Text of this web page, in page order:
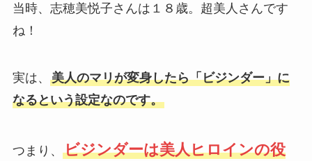
当時、志穂美悦子さんは１８歳。超美人さんです
ね！
実は、 美人のマリが変身したら「ビジンダー」に
なるという設定なのです。
つまり、 ビジンダーは美人ヒロインの役